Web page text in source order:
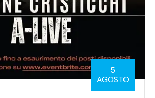
5
AGOSTO